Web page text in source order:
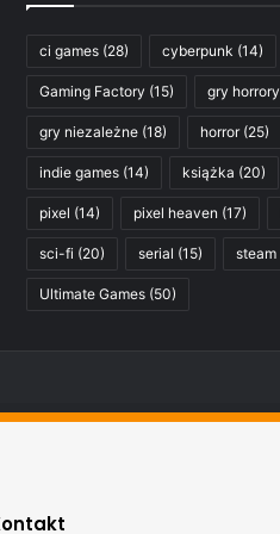
ci games (28) cyberpunk (14)
Gaming Factory (15) gry horrory
gry niezależne (18) horror(25)
indie games (14) książka (20)
pixel (14) pixel heaven (17)
sci-fi (20) serial (15) steam
Ultimate Games (50)